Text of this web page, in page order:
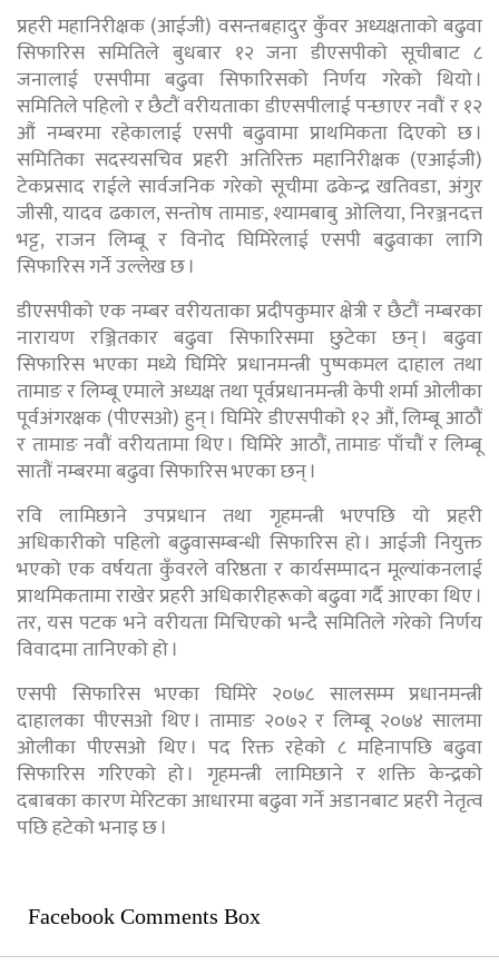
प्रहरी महानिरीक्षक (आईजी) वसन्तबहादुर कुँवर अध्यक्षताको बढुवा
सिफारिस समितिले बुधबार १२ जना डीएसपीको सूचीबाट ८
जनालाई एसपीमा बढुवा सिफारिसको निर्णय गरेको थियो ।
समितिले पहिलो र छैटौं वरीयताका डीएसपीलाई पन्छाएर नवौं र १२
औं नम्बरमा रहेकालाई एसपी बढुवामा प्राथमिकता दिएको छ ।
समितिका सदस्यसचिव प्रहरी अतिरिक्त महानिरीक्षक (एआईजी)
टेकप्रसाद राईले सार्वजनिक गरेको सूचीमा ढकेन्द्र खतिवडा, अंगुर
जीसी, यादव ढकाल, सन्तोष तामाङ, श्यामबाबु ओलिया, निरञ्जनदत्त
भट्ट, राजन लिम्बू र विनोद घिमिरेलाई एसपी बढुवाका लागि
सिफारिस गर्ने उल्लेख छ ।
डीएसपीको एक नम्बर वरीयताका प्रदीपकुमार क्षेत्री र छैटौं नम्बरका
नारायण रञ्जितकार बढुवा सिफारिसमा छुटेका छन् । बढुवा
सिफारिस भएका मध्ये घिमिरे प्रधानमन्त्री पुष्पकमल दाहाल तथा
तामाङ र लिम्बू एमाले अध्यक्ष तथा पूर्वप्रधानमन्त्री केपी शर्मा ओलीका
पूर्वअंगरक्षक (पीएसओ) हुन् । घिमिरे डीएसपीको १२ औं, लिम्बू आठौं
र तामाङ नवौं वरीयतामा थिए । घिमिरे आठौं, तामाङ पाँचौं र लिम्बू
सातौं नम्बरमा बढुवा सिफारिस भएका छन् ।
रवि लामिछाने उपप्रधान तथा गृहमन्त्री भएपछि यो प्रहरी
अधिकारीको पहिलो बढुवासम्बन्धी सिफारिस हो । आईजी नियुक्त
भएको एक वर्षयता कुँवरले वरिष्ठता र कार्यसम्पादन मूल्यांकनलाई
प्राथमिकतामा राखेर प्रहरी अधिकारीहरूको बढुवा गर्दै आएका थिए ।
तर, यस पटक भने वरीयता मिचिएको भन्दै समितिले गरेको निर्णय
विवादमा तानिएको हो ।
एसपी सिफारिस भएका घिमिरे २०७८ सालसम्म प्रधानमन्त्री
दाहालका पीएसओ थिए । तामाङ २०७२ र लिम्बू २०७४ सालमा
ओलीका पीएसओ थिए । पद रिक्त रहेको ८ महिनापछि बढुवा
सिफारिस गरिएको हो । गृहमन्त्री लामिछाने र शक्ति केन्द्रको
दबाबका कारण मेरिटका आधारमा बढुवा गर्ने अडानबाट प्रहरी नेतृत्व
पछि हटेको भनाइ छ ।
Facebook Comments Box